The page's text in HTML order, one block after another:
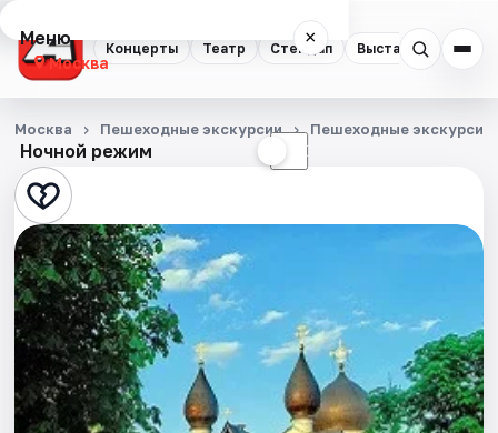
Концерты Театр Стендап Выставки
Меню ×
Москва
Концерты
Театр
Стендап
Выставки
Квесты
Экскурсии
Спорт
Ночной режим ☾
Москва Пешеходные экскурсии Пешеходные экскурсии